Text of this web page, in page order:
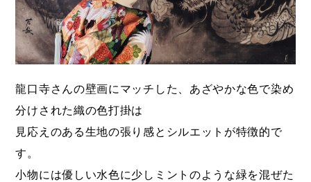
龍口寺さんの壁画にマッチした、あざやかな色で染め
分けされた織の色打掛は
見応えのある生地の張り感とシルエットが特徴的で
す。
小物には優しい水色に少しミントのような緑を混ぜた